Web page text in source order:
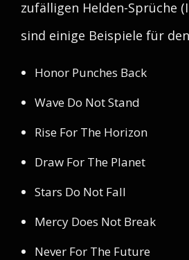
zufälligen Helden-Sprüche
sind einige Beispiele für
Honor Punches Back
Wave Do Not Stand
Rise For The Horizon
Draw For The Planet
Stars Do Not Fall
Mercy Does Not Break
Never For The Future